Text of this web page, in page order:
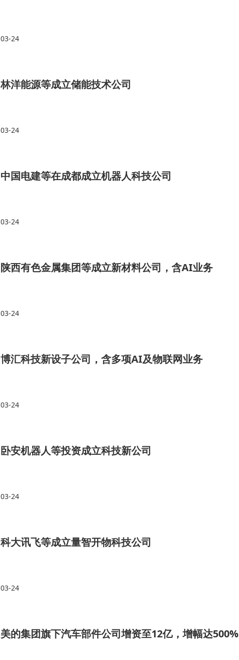
03-24
林洋能源等成立储能技术公司
03-24
中国电建等在成都成立机器人科技公司
03-24
陕西有色金属集团等成立新材料公司，含AI业务
03-24
博汇科技新设子公司，含多项AI及物联网业务
03-24
卧安机器人等投资成立科技新公司
03-24
科大讯飞等成立量智开物科技公司
03-24
美的集团旗下汽车部件公司增资至12亿，增幅达500%